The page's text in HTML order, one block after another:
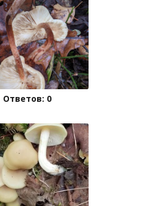
Ответов: 0